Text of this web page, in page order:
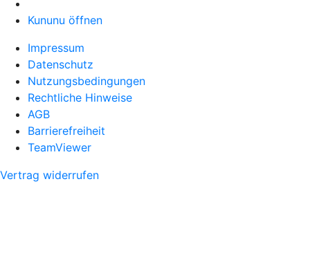
Kununu öffnen
Impressum
Datenschutz
Nutzungsbedingungen
Rechtliche Hinweise
AGB
Barrierefreiheit
TeamViewer
Vertrag widerrufen